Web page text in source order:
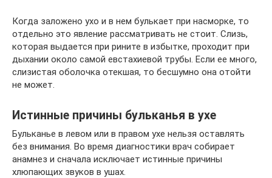
Когда заложено ухо и в нем булькает при насморке, то
отдельно это явление рассматривать не стоит. Слизь,
которая выдается при рините в избытке, проходит при
дыхании около самой евстахиевой трубы. Если ее много,
слизистая оболочка отекшая, то бесшумно она отойти
не может.
Истинные причины бульканья в ухе
Бульканье в левом или в правом ухе нельзя оставлять
без внимания. Во время диагностики врач собирает
анамнез и сначала исключает истинные причины
хлюпающих звуков в ушах.